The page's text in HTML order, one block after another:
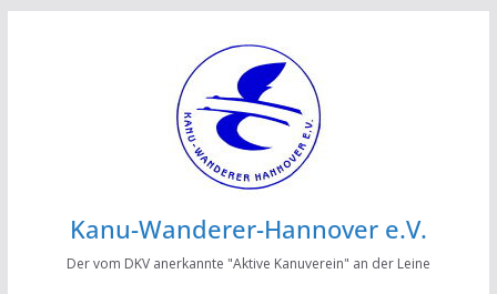
Kanu-Wanderer-Hannover e.V.
Der vom DKV anerkannte "Aktive Kanuverein" an der Leine